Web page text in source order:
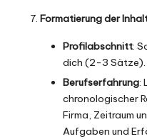
Formatierung der
Profilabschnitt:
dich (2-3 Sätze).
Berufserfahrung:
chronologischer
Firma, Zeitraum
Aufgaben und